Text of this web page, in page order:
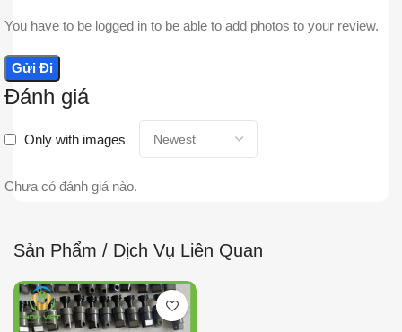
Đánh giá
Only with images
Chưa có đánh giá nào.
You have to be logged in to be able to add photos to your review.
Sản Phẩm / Dịch Vụ Liên Quan